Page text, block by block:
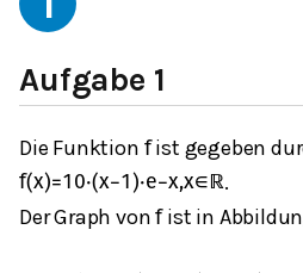
Aufgabe 1
Die Funktion fist gegeben
f(x)=10⋅(x−1 )⋅e−x,x∈ ℝ.
Der Graph vonfist in